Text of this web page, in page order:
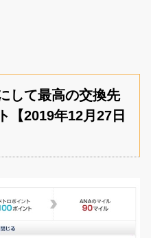
して最高の交換先
【2019年12月27日